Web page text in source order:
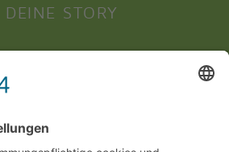
STORY
zum nachhaltigen